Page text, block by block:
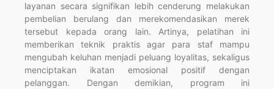
layanan secara signifikan lebih cenderung melakukan
pembelian berulang dan merekomendasikan merek
tersebut kepada orang lain. Artinya, pelatihan ini
memberikan teknik praktis agar para staf mampu
mengubah keluhan menjadi peluang loyalitas, sekaligus
menciptakan ikatan emosional positif dengan
pelanggan. Dengan demikian, program ini